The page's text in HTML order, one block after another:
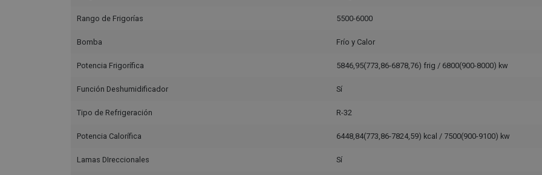
Rango de Frigorías 5500-6000
Bomba Frío y Calor
Potencia Frigorífica 5846,95(773,86-6878,76) frig / 6800(900-8000) kw
Función Deshumidificador Sí
Tipo de Refrigeración R-32
Potencia Calorífica 6448,84(773,86-7824,59) kcal / 7500(900-9100) kw
Lamas DIreccionales Sí